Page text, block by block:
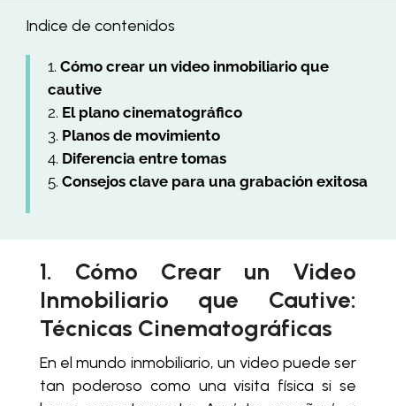
Indice de contenidos
Cómo crear un video inmobiliario que
cautive
El plano cinematográfico
Planos de movimiento
Diferencia entre tomas
Consejos clave para una grabación exitosa
1. Cómo Crear un Video
Inmobiliario que Cautive:
Técnicas Cinematográficas
En el mundo inmobiliario, un video puede ser
tan poderoso como una visita física si se